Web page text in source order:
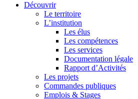
Découvrir
Le territoire
L’institution
Les élus
Les compétences
Les services
Documentation légale
Rapport d’Activités
Les projets
Commandes publiques
Emplois & Stages